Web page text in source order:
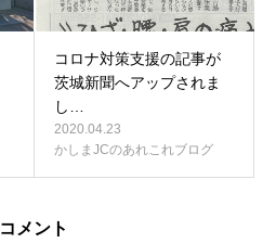
コロナ対策支援の記事が
茨城新聞へアップされま
し…
2020.04.23
かしまJCのあれこれブログ
コメント